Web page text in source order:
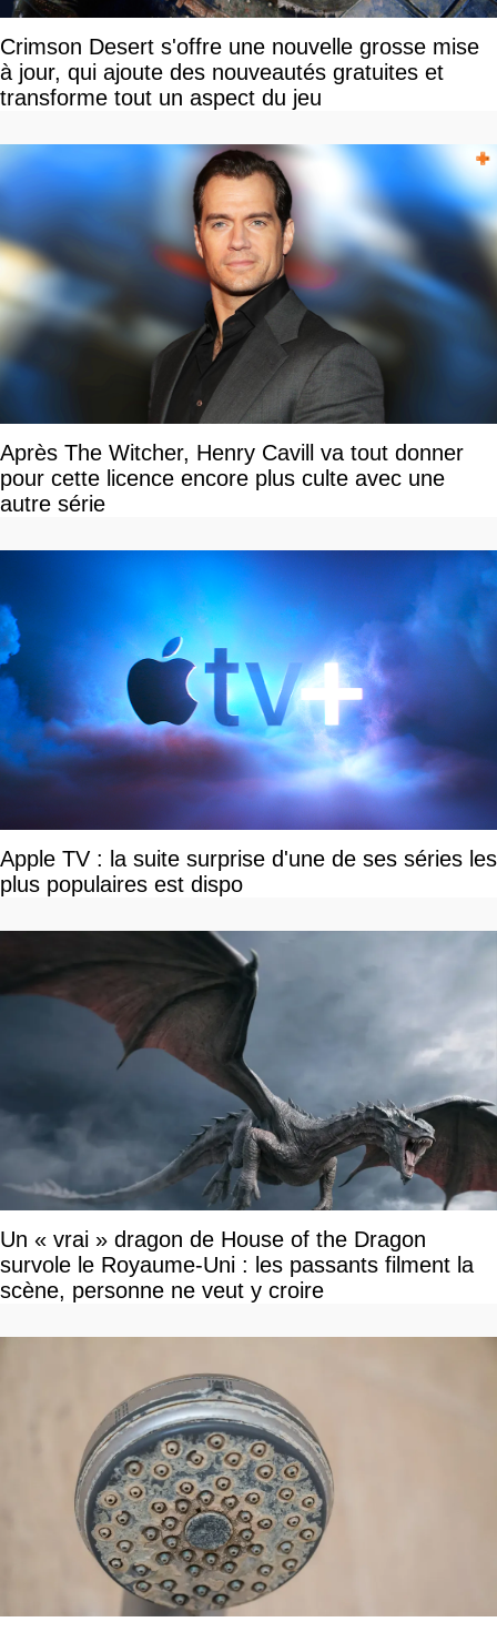
Crimson Desert s'offre une nouvelle grosse mise
à jour, qui ajoute des nouveautés gratuites et
transforme tout un aspect du jeu
Après The Witcher, Henry Cavill va tout donner
pour cette licence encore plus culte avec une
autre série
Apple TV : la suite surprise d'une de ses séries les
plus populaires est dispo
Un « vrai » dragon de House of the Dragon
survole le Royaume-Uni : les passants filment la
scène, personne ne veut y croire